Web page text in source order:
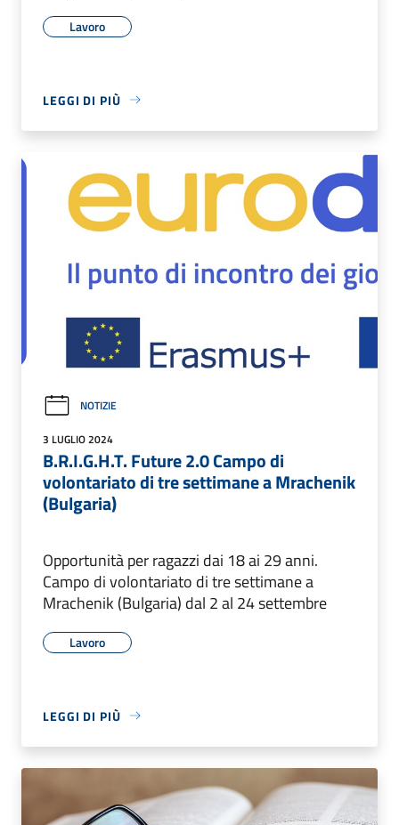
Lavoro
LEGGI DI PIÙ
NOTIZIE
3 LUGLIO 2024
B.R.I.G.H.T. Future 2.0 Campo di
volontariato di tre settimane a Mrachenik
(Bulgaria)
Opportunità per ragazzi dai 18 ai 29 anni.
Campo di volontariato di tre settimane a
Mrachenik (Bulgaria) dal 2 al 24 settembre
Lavoro
LEGGI DI PIÙ